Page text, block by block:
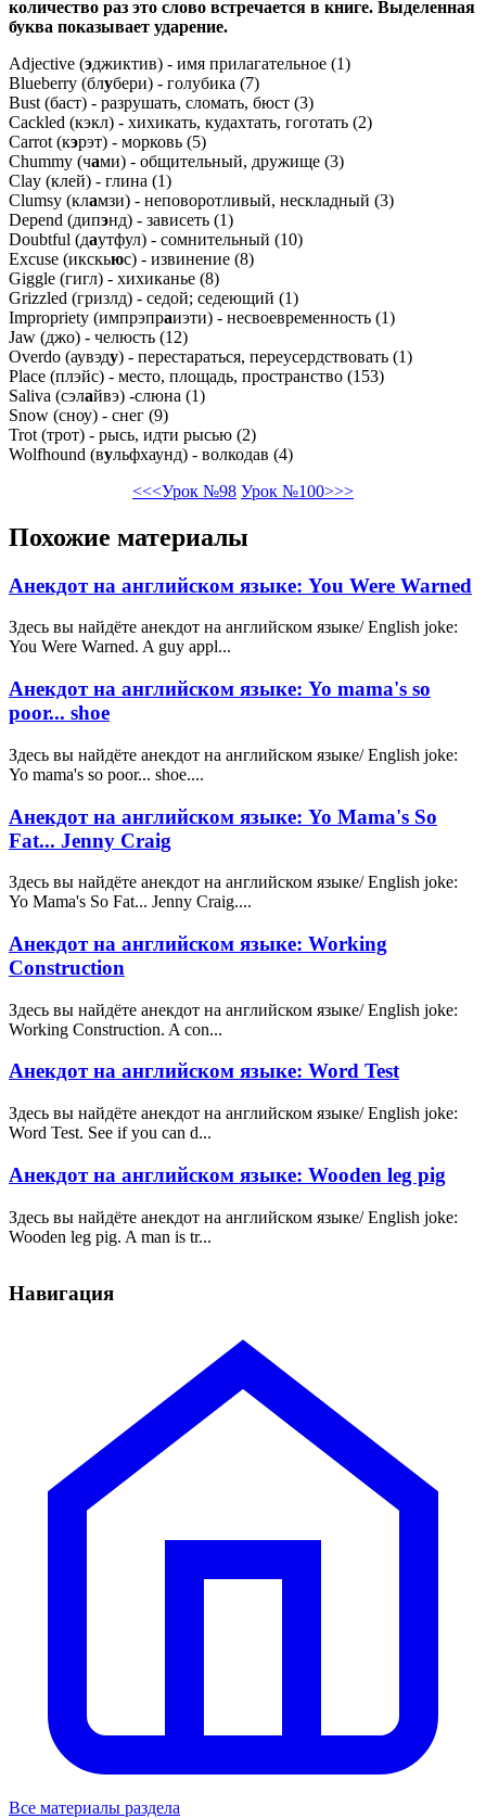
количество раз это слово встречается в книге. Выделенная
буква показывает ударение.
Adjective (эджиктив) - имя прилагательное (1)
Blueberry (блубери) - голубика (7)
Bust (баст) - разрушать, сломать, бюст (3)
Cackled (кэкл) - хихикать, кудахтать, гоготать (2)
Carrot (кэрэт) - морковь (5)
Chummy (чами) - общительный, дружище (3)
Clay (клей) - глина (1)
Clumsy (кламзи) - неповоротливый, нескладный (3)
Depend (дипэнд) - зависеть (1)
Doubtful (даутфул) - сомнительный (10)
Excuse (икскьюс) - извинение (8)
Giggle (гигл) - хихиканье (8)
Grizzled (гризлд) - седой; седеющий (1)
Impropriety (импрэпраиэти) - несвоевременность (1)
Jaw (джо) - челюсть (12)
Overdo (аувэду) - перестараться, переусердствовать (1)
Place (плэйс) - место, площадь, пространство (153)
Saliva (сэлайвэ) -слюна (1)
Snow (сноу) - снег (9)
Trot (трот) - рысь, идти рысью (2)
Wolfhound (вульфхаунд) - волкодав (4)
<<<Урок №98 Урок №100>>>
Похожие материалы
Анекдот на английском языке: You Were Warned
Здесь вы найдёте анекдот на английском языке/ English joke:
You Were Warned. A guy appl...
Анекдот на английском языке: Yo mama's so
poor... shoe
Здесь вы найдёте анекдот на английском языке/ English joke:
Yo mama's so poor... shoe....
Анекдот на английском языке: Yo Mama's So
Fat... Jenny Craig
Здесь вы найдёте анекдот на английском языке/ English joke:
Yo Mama's So Fat... Jenny Craig....
Анекдот на английском языке: Working
Construction
Здесь вы найдёте анекдот на английском языке/ English joke:
Working Construction. A con...
Анекдот на английском языке: Word Test
Здесь вы найдёте анекдот на английском языке/ English joke:
Word Test. See if you can d...
Анекдот на английском языке: Wooden leg pig
Здесь вы найдёте анекдот на английском языке/ English joke:
Wooden leg pig. A man is tr...
Навигация
Все материалы раздела